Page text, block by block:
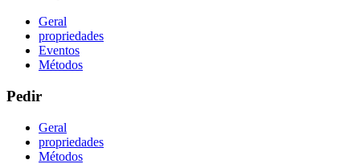
Geral
propriedades
Eventos
Métodos
Pedir
Geral
propriedades
Métodos